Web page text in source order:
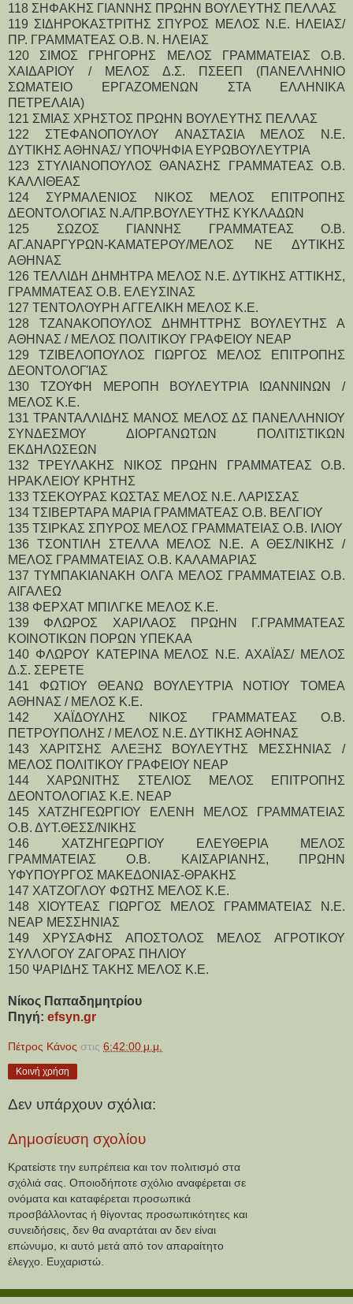
118 ΣΗΦΑΚΗΣ ΓΙΑΝΝΗΣ ΠΡΩΗΝ ΒΟΥΛΕΥΤΗΣ ΠΕΛΛΑΣ
119 ΣΙΔΗΡΟΚΑΣΤΡΙΤΗΣ ΣΠΥΡΟΣ ΜΕΛΟΣ Ν.Ε. ΗΛΕΙΑΣ/
ΠΡ. ΓΡΑΜΜΑΤΕΑΣ Ο.Β. Ν. ΗΛΕΙΑΣ
120 ΣΙΜΟΣ ΓΡΗΓΟΡΗΣ ΜΕΛΟΣ ΓΡΑΜΜΑΤΕΙΑΣ Ο.Β.
ΧΑΙΔΑΡΙΟΥ / ΜΕΛΟΣ Δ.Σ. ΠΣΕΕΠ (ΠΑΝΕΛΛΗΝΙΟ
ΣΩΜΑΤΕΙΟ ΕΡΓΑΖΟΜΕΝΩΝ ΣΤΑ ΕΛΛΗΝΙΚΑ
ΠΕΤΡΕΛΑΙΑ)
121 ΣΜΙΑΣ ΧΡΗΣΤΟΣ ΠΡΩΗΝ ΒΟΥΛΕΥΤΗΣ ΠΕΛΛΑΣ
122 ΣΤΕΦΑΝΟΠΟΥΛΟΥ ΑΝΑΣΤΑΣΙΑ ΜΕΛΟΣ Ν.Ε.
ΔΥΤΙΚΗΣ ΑΘΗΝΑΣ/ ΥΠΟΨΗΦΙΑ ΕΥΡΩΒΟΥΛΕΥΤΡΙΑ
123 ΣΤΥΛΙΑΝΟΠΟΥΛΟΣ ΘΑΝΑΣΗΣ ΓΡΑΜΜΑΤΕΑΣ Ο.Β.
ΚΑΛΛΙΘΕΑΣ
124 ΣΥΡΜΑΛΕΝΙΟΣ ΝΙΚΟΣ ΜΕΛΟΣ ΕΠΙΤΡΟΠΗΣ
ΔΕΟΝΤΟΛΟΓΙΑΣ Ν.Α/ΠΡ.ΒΟΥΛΕΥΤΗΣ ΚΥΚΛΑΔΩΝ
125 ΣΩΖΟΣ ΓΙΑΝΝΗΣ ΓΡΑΜΜΑΤΕΑΣ Ο.Β.
ΑΓ.ΑΝΑΡΓΥΡΩΝ-ΚΑΜΑΤΕΡΟΥ/ΜΕΛΟΣ ΝΕ ΔΥΤΙΚΗΣ
ΑΘΗΝΑΣ
126 ΤΕΛΛΙΔΗ ΔΗΜΗΤΡΑ ΜΕΛΟΣ Ν.Ε. ΔΥΤΙΚΗΣ ΑΤΤΙΚΗΣ,
ΓΡΑΜΜΑΤΕΑΣ Ο.Β. ΕΛΕΥΣΙΝΑΣ
127 ΤΕΝΤΟΛΟΥΡΗ ΑΓΓΕΛΙΚΗ ΜΕΛΟΣ Κ.Ε.
128 ΤΖΑΝΑΚΟΠΟΥΛΟΣ ΔΗΜΗΤΤΡΗΣ ΒΟΥΛΕΥΤΗΣ Α
ΑΘΗΝΑΣ / ΜΕΛΟΣ ΠΟΛΙΤΙΚΟΥ ΓΡΑΦΕΙΟΥ ΝΕΑΡ
129 ΤΖΙΒΕΛΟΠΟΥΛΟΣ ΓΙΩΡΓΟΣ ΜΕΛΟΣ ΕΠΙΤΡΟΠΗΣ
ΔΕΟΝΤΟΛΟΓΊΑΣ
130 ΤΖΟΥΦΗ ΜΕΡΟΠΗ ΒΟΥΛΕΥΤΡΙΑ ΙΩΑΝΝΙΝΩΝ /
ΜΕΛΟΣ Κ.Ε.
131 ΤΡΑΝΤΑΛΛΙΔΗΣ ΜΑΝΟΣ ΜΕΛΟΣ ΔΣ ΠΑΝΕΛΛΗΝΙΟΥ
ΣΥΝΔΕΣΜΟΥ ΔΙΟΡΓΑΝΩΤΩΝ ΠΟΛΙΤΙΣΤΙΚΩΝ
ΕΚΔΗΛΩΣΕΩΝ
132 ΤΡΕΥΛΑΚΗΣ ΝΙΚΟΣ ΠΡΩΗΝ ΓΡΑΜΜΑΤΕΑΣ Ο.Β.
ΗΡΑΚΛΕΙΟΥ ΚΡΗΤΗΣ
133 ΤΣΕΚΟΥΡΑΣ ΚΩΣΤΑΣ ΜΕΛΟΣ Ν.Ε. ΛΑΡΙΣΣΑΣ
134 ΤΣΙΒΕΡΤΑΡΑ ΜΑΡΙΑ ΓΡΑΜΜΑΤΕΑΣ Ο.Β. ΒΕΛΓΙΟΥ
135 ΤΣΙΡΚΑΣ ΣΠΥΡΟΣ ΜΕΛΟΣ ΓΡΑΜΜΑΤΕΙΑΣ Ο.Β. ΙΛΙΟΥ
136 ΤΣΟΝΤΙΛΗ ΣΤΕΛΛΑ ΜΕΛΟΣ Ν.Ε. Α ΘΕΣ/ΝΙΚΗΣ /
ΜΕΛΟΣ ΓΡΑΜΜΑΤΕΙΑΣ Ο.Β. ΚΑΛΑΜΑΡΙΑΣ
137 ΤΥΜΠΑΚΙΑΝΑΚΗ ΟΛΓΑ ΜΕΛΟΣ ΓΡΑΜΜΑΤΕΙΑΣ Ο.Β.
ΑΙΓΑΛΕΩ
138 ΦΕΡΧΑΤ ΜΠΙΛΓΚΕ ΜΕΛΟΣ Κ.Ε.
139 ΦΛΩΡΟΣ ΧΑΡΙΛΑΟΣ ΠΡΩΗΝ Γ.ΓΡΑΜΜΑΤΕΑΣ
ΚΟΙΝΟΤΙΚΩΝ ΠΟΡΩΝ ΥΠΕΚΑΑ
140 ΦΛΩΡΟΥ ΚΑΤΕΡΙΝΑ ΜΕΛΟΣ Ν.Ε. ΑΧΑΪΑΣ/ ΜΕΛΟΣ
Δ.Σ. ΣΕΡΕΤΕ
141 ΦΩΤΙΟΥ ΘΕΑΝΩ ΒΟΥΛΕΥΤΡΙΑ ΝΟΤΙΟΥ ΤΟΜΕΑ
ΑΘΗΝΑΣ / ΜΕΛΟΣ Κ.Ε.
142 ΧΑΪΔΟΥΛΗΣ ΝΙΚΟΣ ΓΡΑΜΜΑΤΕΑΣ Ο.Β.
ΠΕΤΡΟΥΠΟΛΗΣ / ΜΕΛΟΣ Ν.Ε. ΔΥΤΙΚΗΣ ΑΘΗΝΑΣ
143 ΧΑΡΙΤΣΗΣ ΑΛΕΞΗΣ ΒΟΥΛΕΥΤΗΣ ΜΕΣΣΗΝΙΑΣ /
ΜΕΛΟΣ ΠΟΛΙΤΙΚΟΥ ΓΡΑΦΕΙΟΥ ΝΕΑΡ
144 ΧΑΡΩΝΙΤΗΣ ΣΤΕΛΙΟΣ ΜΕΛΟΣ ΕΠΙΤΡΟΠΗΣ
ΔΕΟΝΤΟΛΟΓΙΑΣ Κ.Ε. ΝΕΑΡ
145 ΧΑΤΖΗΓΕΩΡΓΙΟΥ ΕΛΕΝΗ ΜΕΛΟΣ ΓΡΑΜΜΑΤΕΙΑΣ
Ο.Β. ΔΥΤ.ΘΕΣΣ/ΝΙΚΗΣ
146 ΧΑΤΖΗΓΕΩΡΓΙΟΥ ΕΛΕΥΘΕΡΙΑ ΜΕΛΟΣ
ΓΡΑΜΜΑΤΕΙΑΣ Ο.Β. ΚΑΙΣΑΡΙΑΝΗΣ, ΠΡΩΗΝ
ΥΦΥΠΟΥΡΓΟΣ ΜΑΚΕΔΟΝΙΑΣ-ΘΡΑΚΗΣ
147 ΧΑΤΖΟΓΛΟΥ ΦΩΤΗΣ ΜΕΛΟΣ Κ.Ε.
148 ΧΙΟΥΤΕΑΣ ΓΙΩΡΓΟΣ ΜΕΛΟΣ ΓΡΑΜΜΑΤΕΙΑΣ Ν.Ε.
ΝΕΑΡ ΜΕΣΣΗΝΙΑΣ
149 ΧΡΥΣΑΦΗΣ ΑΠΟΣΤΟΛΟΣ ΜΕΛΟΣ ΑΓΡΟΤΙΚΟΥ
ΣΥΛΛΟΓΟΥ ΖΑΓΟΡΑΣ ΠΗΛΙΟΥ
150 ΨΑΡΙΔΗΣ ΤΑΚΗΣ ΜΕΛΟΣ Κ.Ε.
Νίκος Παπαδημητρίου
Πηγή: efsyn.gr
Πέτρος Κάνος στις 6:42:00 μ.μ.
Κοινή χρήση
Δεν υπάρχουν σχόλια:
Δημοσίευση σχολίου
Κρατείστε την ευπρέπεια και τον πολιτισμό στα
σχόλιά σας. Οποιοδήποτε σχόλιο αναφέρεται σε
ονόματα και καταφέρεται προσωπικά
προσβάλλοντας ή θίγοντας προσωπικότητες και
συνειδήσεις, δεν θα αναρτάται αν δεν είναι
επώνυμο, κι αυτό μετά από τον απαραίτητο
έλεγχο. Ευχαριστώ.